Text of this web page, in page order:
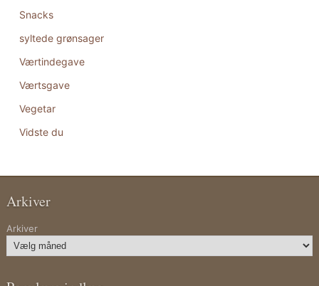
Snacks
syltede grønsager
Værtindegave
Værtsgave
Vegetar
Vidste du
Arkiver
Arkiver